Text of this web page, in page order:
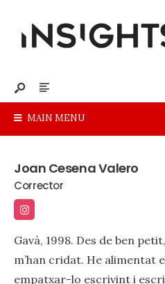
MAIN MENU
Joan Cesena Valero
Corrector
Gavà, 1998. Des de ben
m’han cridat. He alimentat
empatxar-lo escrivint i